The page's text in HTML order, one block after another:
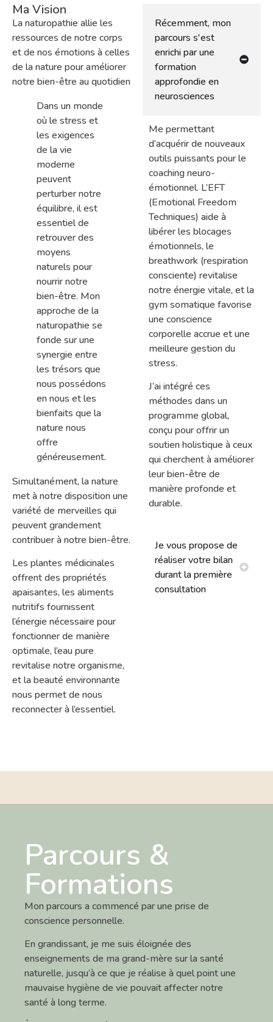
Ma Vision
La naturopathie allie les
ressources de notre corps
et de nos émotions à celles
de la nature pour améliorer
notre bien-être au quotidien
Dans un monde
où le stress et
les exigences
de la vie
moderne
peuvent
perturber notre
équilibre, il est
essentiel de
retrouver des
moyens
naturels pour
nourrir notre
bien-être. Mon
approche de la
naturopathie se
fonde sur une
synergie entre
les trésors que
nous possédons
en nous et les
bienfaits que la
nature nous
offre
généreusement.
Simultanément, la nature
met à notre disposition une
variété de merveilles qui
peuvent grandement
contribuer à notre bien-être.
Les plantes médicinales
offrent des propriétés
apaisantes, les aliments
nutritifs fournissent
l’énergie nécessaire pour
fonctionner de manière
optimale, l’eau pure
revitalise notre organisme,
et la beauté environnante
nous permet de nous
reconnecter à l’essentiel.
Récemment, mon
parcours s'est
enrichi par une
formation
approfondie en
neurosciences
Me permettant
d’acquérir de nouveaux
outils puissants pour le
coaching neuro-
émotionnel. L’EFT
(Emotional Freedom
Techniques) aide à
libérer les blocages
émotionnels, le
breathwork (respiration
consciente) revitalise
notre énergie vitale, et la
gym somatique favorise
une conscience
corporelle accrue et une
meilleure gestion du
stress.
J’ai intégré ces
méthodes dans un
programme global,
conçu pour offrir un
soutien holistique à ceux
qui cherchent à améliorer
leur bien-être de
manière profonde et
durable.
Je vous propose de
réaliser votre bilan
durant la première
consultation
Parcours &
Formations
Mon parcours a commencé par une prise de
conscience personnelle.
En grandissant, je me suis éloignée des
enseignements de ma grand-mère sur la santé
naturelle, jusqu’à ce que je réalise à quel point une
mauvaise hygiène de vie pouvait affecter notre
santé à long terme.